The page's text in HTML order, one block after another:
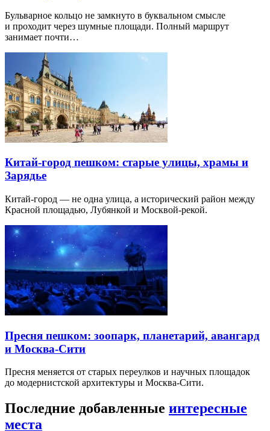
Бульварное кольцо не замкнуто в буквальном смысле
и проходит через шумные площади. Полный маршрут
занимает почти…
Китай-город пешком: старые улицы, храмы и
Зарядье
Китай-город — не одна улица, а исторический район между
Красной площадью, Лубянкой и Москвой-рекой.
Пресня пешком: зоопарк, планетарий, авангард
и Москва-Сити
Пресня меняется от старых переулков и научных площадок
до модернистской архитектуры и Москва-Сити.
Последние добавленные интересные
места